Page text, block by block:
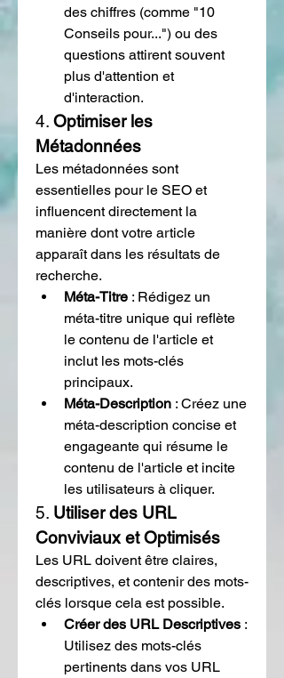
des chiffres (comme "10
Conseils pour...") ou des
questions attirent souvent
plus d'attention et
d'interaction.
4. Optimiser les
Métadonnées
Les métadonnées sont
essentielles pour le SEO et
influencent directement la
manière dont votre article
apparaît dans les résultats de
recherche.
Méta-Titre : Rédigez un
méta-titre unique qui reflète
le contenu de l'article et
inclut les mots-clés
principaux.
Méta-Description : Créez une
méta-description concise et
engageante qui résume le
contenu de l'article et incite
les utilisateurs à cliquer.
5. Utiliser des URL
Conviviaux et Optimisés
Les URL doivent être claires,
descriptives, et contenir des mots-
clés lorsque cela est possible.
Créer des URL Descriptives :
Utilisez des mots-clés
pertinents dans vos URL